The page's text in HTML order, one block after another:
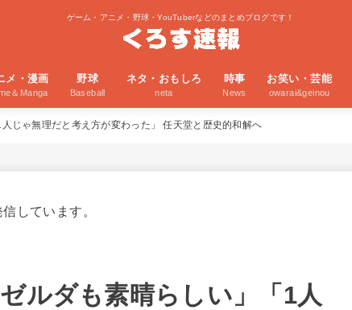
ゲーム・アニメ・野球・YouTuberなどのまとめブログです！
メ・漫画
＆Manga
野球
Baseball
ネタ・おもしろ
neta
時事
News
お笑い・芸能
owarai&geinou
じゃ無理だと考え方が変わった」 任天堂と歴史的和解へ
しています。
ルダも素晴らしい」「1人